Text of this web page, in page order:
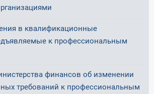
в квалификационные
к профессиональным
финансов об изменении
требований к профессиональным